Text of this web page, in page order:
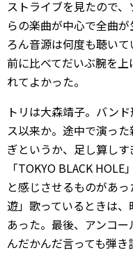
ストライブを見たので
らの楽曲が中心で全曲
ろん音源は何度も聴い
前に比べてだいぶ腕を
れてよかった。
トリは大森靖子。バン
ス以来か。途中で演っ
ぎというか、足し算し
「TOKYO BLACK
と感じさせるものがあ
遊」歌っているときは
あった。最後、アンコ
んだかんだ言っても弾き